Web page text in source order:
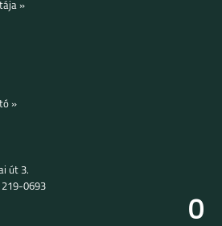
»
»
út 3.
219-0693
0